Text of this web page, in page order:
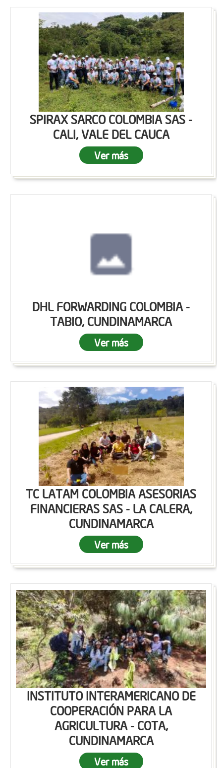
SPIRAX SARCO COLOMBIA SAS -
CALI, VALE DEL CAUCA
Ver más
DHL FORWARDING COLOMBIA -
TABIO, CUNDINAMARCA
Ver más
TC LATAM COLOMBIA ASESORIAS
FINANCIERAS SAS - LA CALERA,
CUNDINAMARCA
Ver más
INSTITUTO INTERAMERICANO DE
COOPERACIÓN PARA LA
AGRICULTURA - COTA,
CUNDINAMARCA
Ver más